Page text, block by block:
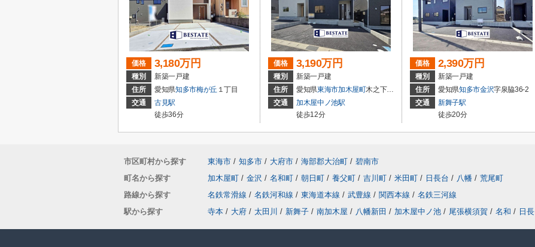
価格 3,180万円
種別
新築一戸建
住所
愛知県知多市梅が丘 １丁目
交通
古見駅
徒歩36分
価格 3,190万円
種別
新築一戸建
住所
愛知県東海市加木屋町木之下152
交通
加木屋中ノ池駅
徒歩12分
価格 2,390万円
種別
新築一戸建
住所
愛知県知多市金沢字泉脇36-2
交通
新舞子駅
徒歩20分
市区町村から探す 東海市 / 知多市 / 大府市 / 海部郡大治町 / 碧南市
町名から探す
加木屋町 / 金沢 / 名和町 / 朝日町 / 養父町 / 吉川町 / 米田町 / 日長台 / 八幡 / 荒尾町
路線から探す
名鉄常滑線 / 名鉄河和線 / 東海道本線 / 武豊線 / 関西本線 / 名鉄三河線
駅から探す
寺本 / 大府 / 太田川 / 新舞子 / 南加木屋 / 八幡新田 / 加木屋中ノ池 / 尾張横須賀 / 名和 / 日長